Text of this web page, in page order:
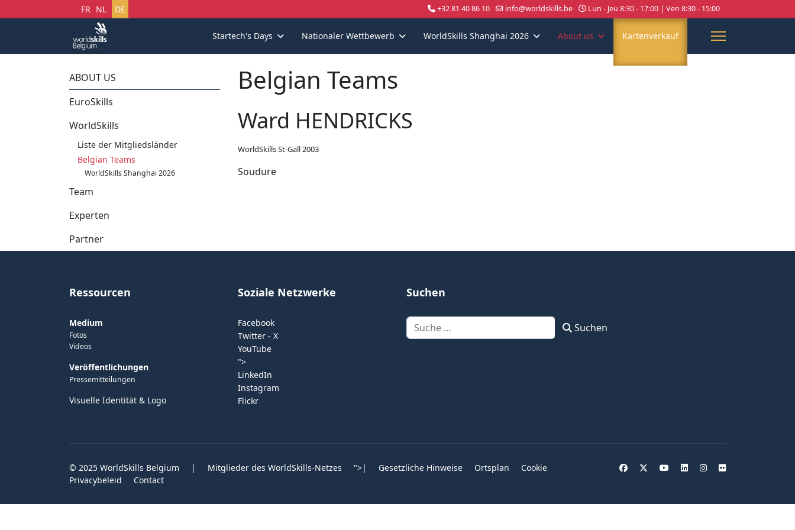
Sprache auswählen
FR NL DE +32 81 40 86 10 info@worldskills.be Lun - Jeu 8:30 - 17:00 | Ven 8:30 - 15:00
Startech's Days Nationaler Wettbewerb WorldSkills Shanghai 2026 About us Kartenverkauf
ABOUT US
EuroSkills
WorldSkills
Liste der Mitgliedsländer
Belgian Teams
WorldSkills Shanghai 2026
Team
Experten
Partner
Belgian Teams
Ward HENDRICKS
WorldSkills St-Gall 2003
Soudure
Ressourcen
Medium
Fotos
Videos
Veröffentlichungen
Pressemitteilungen
Visuelle Identität & Logo
Soziale Netzwerke
Facebook
Twitter - X
YouTube
">
LinkedIn
Instagram
Flickr
Suchen
Suchen Suchen
© 2025 WorldSkills Belgium | Mitglieder des WorldSkills-Netzes ">| Gesetzliche Hinweise Ortsplan
Cookie
Privacybeleid
Contact